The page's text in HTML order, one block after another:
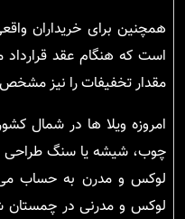
همچنین برای خریداران
است که هنگام عقد قرارداد
مقدار تخفیفات را نیز
امروزه ویلا ها در شمال
چوب، شیشه یا سنگ طراحی
لوکس و مدرن به حساب می
لوکس و مدرنی در